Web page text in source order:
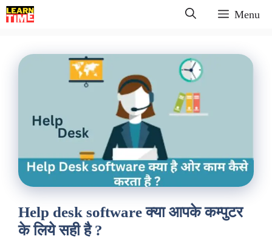
Skip
to
Menu
Help desk software क्या आपके कम्पुटर
के लिये सही है ?